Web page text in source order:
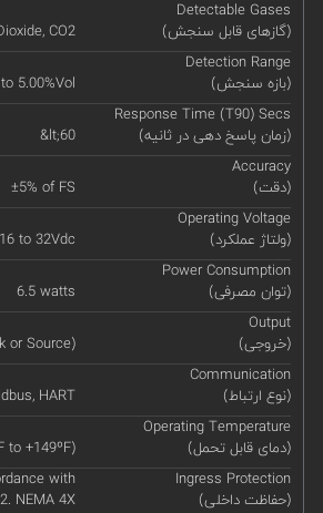
Detectable Gases
(گازهای قابل سنجش)
CO2
Detection Range
(بازه سنجش)
5.00%Vol
Response Time (T90) Secs
(زمان پاسخ دهی در ثانیه)
&lt;60
Accuracy
(دقت)
±5% of FS
Operating Voltage
(ولتاژ عملکرد)
to 32Vdc
Power Consumption
(توان مصرفی)
6.5 watts
Output
(خروجی)
or Source)
Communication
(نوع ارتباط)
HART
Operating Temperature
(دمای قابل تحمل)
to +149ºF)
Ingress Protection
(حفاظت داخلی)
with
NEMA 4X